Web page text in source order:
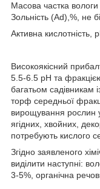
Масова частка
Зольність
Активна
Високоякісний
5.5-6.5 pH та
багатьом садівникам
торф середньої
вирощування рослин
ягідних, хвойних,
потребують кислого
Згідно заявленого
виділити наступні:
3-5%, органічна